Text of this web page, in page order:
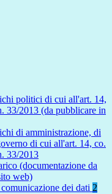
politici di cui all'art. 14,
33/2013 (da pubblicare in
di amministrazione, di
di cui all'art. 14, co.
33/2013
(documentazione da
web)
dei dati 2